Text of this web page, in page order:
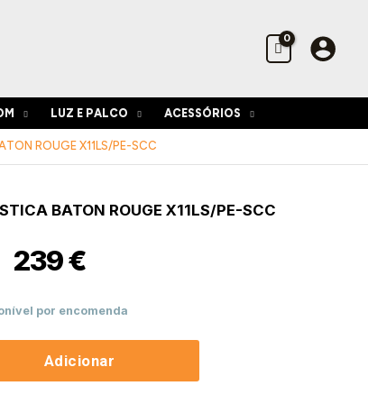
LUZ E PALCO ACESSÓRIOS
ROUGE X11LS/PE-SCC
BATON ROUGE X11LS/PE-SCC
239€
por encomenda
Adicionar